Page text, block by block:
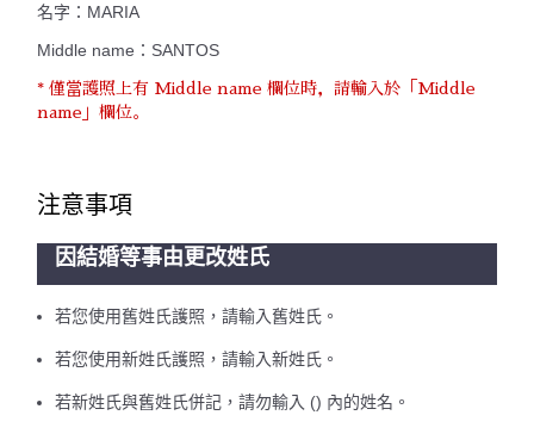
名字：MARIA
Middle name：SANTOS
* 僅當護照上有 Middle name 欄位時，請輸入於「Middle
name」欄位。
注意事項
因結婚等事由更改姓氏
若您使用舊姓氏護照，請輸入舊姓氏。
若您使用新姓氏護照，請輸入新姓氏。
若新姓氏與舊姓氏併記，請勿輸入 () 內的姓名。